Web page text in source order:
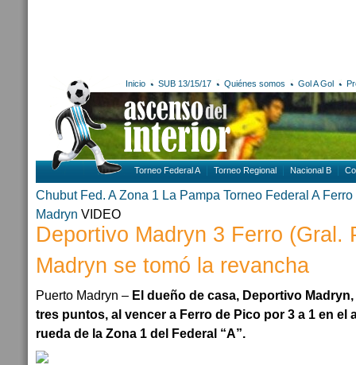
Inicio SUB 13/15/17 Quiénes somos Gol A Gol
Torneo Federal A Torneo Regional Nacional B
Chubut Fed. A Zona 1 La Pampa Torneo Federal A
Madryn VIDEO
Deportivo Madryn 3 Ferro (Gral.
Madryn se tomó la revancha
Puerto Madryn – El dueño de casa, Deportivo
tres puntos, al vencer a Ferro de Pico por 3 a 1 en el
rueda de la Zona 1 del Federal “A”.